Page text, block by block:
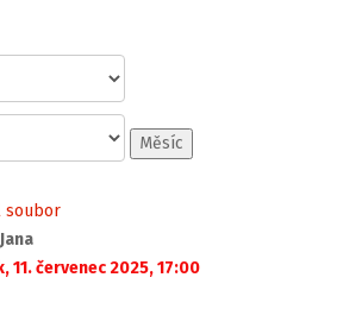
Měsíc
11. červenec 2025, 17:00